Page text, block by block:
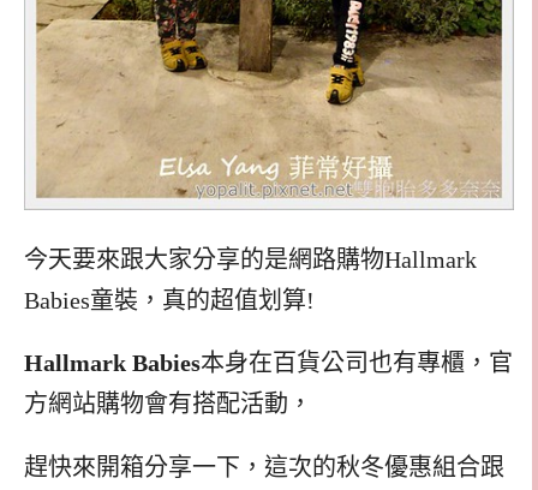
今天要來跟大家分享的是網路購物Hallmark
Babies童裝，真的超值划算!
Hallmark Babies本身在百貨公司也有專櫃，官
方網站購物會有搭配活動，
趕快來開箱分享一下，這次的秋冬優惠組合跟